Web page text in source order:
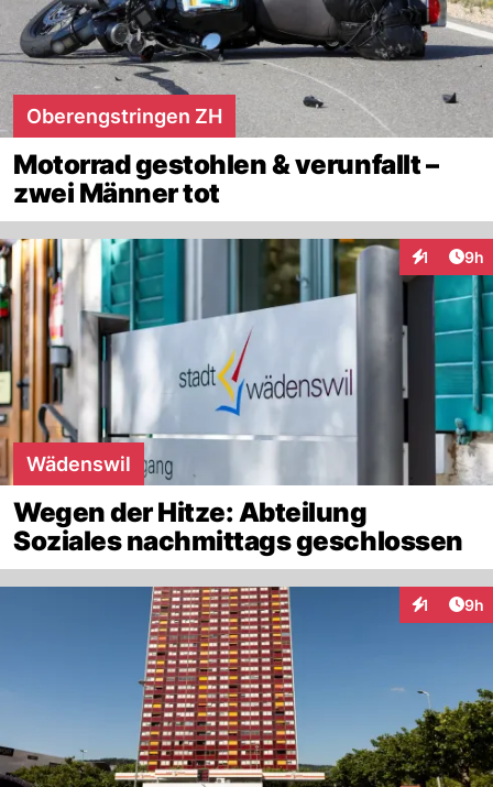
Oberengstringen ZH
Motorrad gestohlen & verunfallt –
zwei Männer tot
1 9h
Wädenswil
Wegen der Hitze: Abteilung
Soziales nachmittags geschlossen
1 9h